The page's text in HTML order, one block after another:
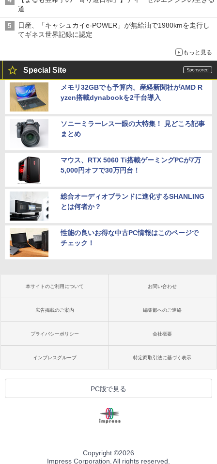
道
日産、「キャシュカイe-POWER」が無給油で1980kmを走行し
てギネス世界記録に認定
もっと見る
Special Site
メモリ32GBでも予算内。産経新聞社がAMD R
yzen搭載dynabookを2千台導入
ソニーミラーレス一眼の大特集！ 見どころ記事
まとめ
マウス、RTX 5060 Ti搭載ゲーミングPCが7万
5,000円オフで30万円台！
総合オーディオブランドに進化するSHANLING
とは何者か？
性能の良いお得な中古PC情報はこのページで
チェック！
本サイトのご利用について お問い合わせ
広告掲載のご案内 編集部へのご連絡
プライバシーポリシー 会社概要
インプレスグループ 特定商取引法に基づく表示
PC版で見る
Copyright ©2026
Impress Corporation. All rights reserved.